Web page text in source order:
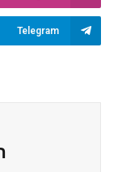
Telegram